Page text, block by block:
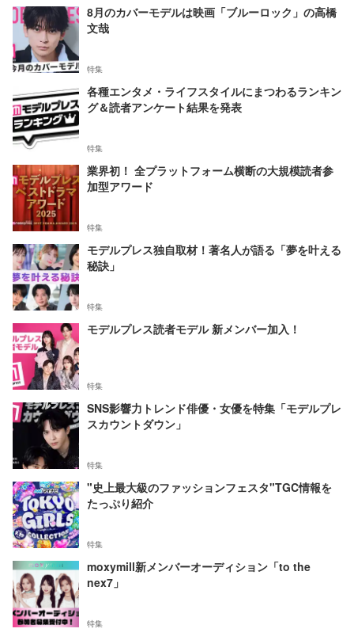
8月のカバーモデルは映画「ブルーロック」の高橋
文哉
特集
各種エンタメ・ライフスタイルにまつわるランキン
グ＆読者アンケート結果を発表
特集
業界初！ 全プラットフォーム横断の大規模読者参
加型アワード
特集
モデルプレス独自取材！著名人が語る「夢を叶える
秘訣」
特集
モデルプレス読者モデル 新メンバー加入！
特集
SNS影響力トレンド俳優・女優を特集「モデルプレ
スカウントダウン」
特集
"史上最大級のファッションフェスタ"TGC情報を
たっぷり紹介
特集
moxymill新メンバーオーディション「to the
nex7」
特集